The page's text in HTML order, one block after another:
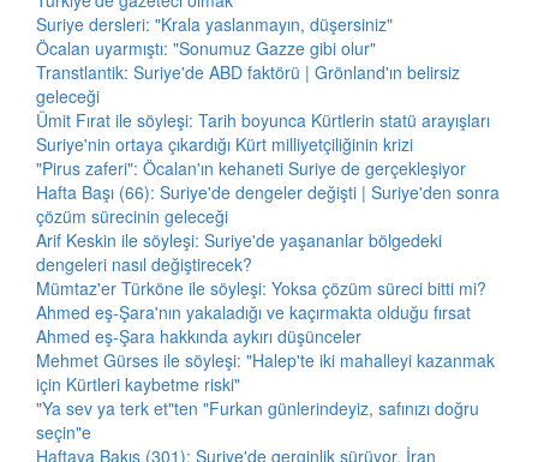
Suriye dersleri: "Krala yaslanmayın, düşersiniz"
Öcalan uyarmıştı: "Sonumuz Gazze gibi olur"
Transtlantik: Suriye'de ABD faktörü | Grönland'ın belirsiz
geleceği
Ümit Fırat ile söyleşi: Tarih boyunca Kürtlerin statü arayışları
Suriye'nin ortaya çıkardığı Kürt milliyetçiliğinin krizi
"Pirus zaferi": Öcalan'ın kehaneti Suriye de gerçekleşiyor
Hafta Başı (66): Suriye'de dengeler değişti | Suriye'den sonra
çözüm sürecinin geleceği
Arif Keskin ile söyleşi: Suriye'de yaşananlar bölgedeki
dengeleri nasıl değiştirecek?
Mümtaz'er Türköne ile söyleşi: Yoksa çözüm süreci bitti mi?
Ahmed eş-Şara'nın yakaladığı ve kaçırmakta olduğu fırsat
Ahmed eş-Şara hakkında aykırı düşünceler
Mehmet Gürses ile söyleşi: "Halep'te iki mahalleyi kazanmak
için Kürtleri kaybetme riski"
"Ya sev ya terk et"ten "Furkan günlerindeyiz, safınızı doğru
seçin"e
Haftaya Bakış (301): Suriye'de gerginlik sürüyor, İran